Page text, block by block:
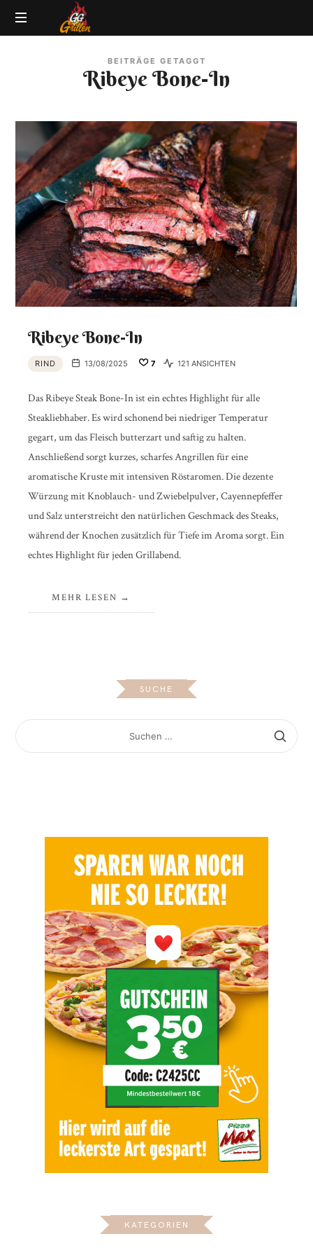
GG-
|
BBQ
Lexikon
BEITRÄGE GETAGGT
Ribeye Bone-In
Ribeye Bone-In
RIND 13/08/2025 7 121 ANSICHTEN
Das Ribeye Steak Bone-In ist ein echtes Highlight für alle
Steakliebhaber. Es wird schonend bei niedriger Temperatur
gegart, um das Fleisch butterzart und saftig zu halten.
Anschließend sorgt kurzes, scharfes Angrillen für eine
aromatische Kruste mit intensiven Röstaromen. Die dezente
Würzung mit Knoblauch- und Zwiebelpulver, Cayennepfeffer
und Salz unterstreicht den natürlichen Geschmack des Steaks,
während der Knochen zusätzlich für Tiefe im Aroma sorgt. Ein
echtes Highlight für jeden Grillabend.
MEHR LESEN
SUCHE
SUCHEN
KATEGORIEN